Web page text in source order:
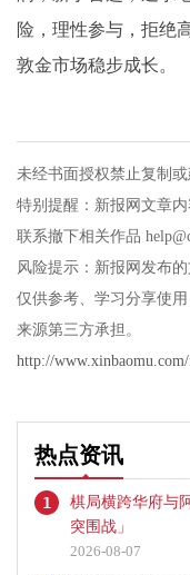
险，理性参与，拒绝
敦金市场稳步成长。
未经书面授权禁止复制
特别提醒：新报网文章
联系撤下相关作品
风险提示：新报网发布
仅供参考、学习分享使
来源第三方承担。
http://
热点资讯
1
棋局横跨华府与
突围战」
2026-08-07